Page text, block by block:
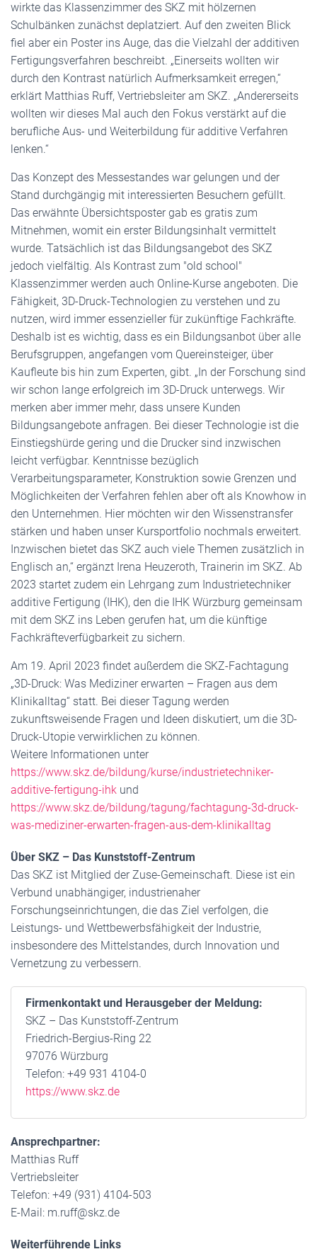
wirkte das Klassenzimmer des SKZ mit hölzernen
Schulbänken zunächst deplatziert. Auf den zweiten Blick
fiel aber ein Poster ins Auge, das die Vielzahl der additiven
Fertigungsverfahren beschreibt. „Einerseits wollten wir
durch den Kontrast natürlich Aufmerksamkeit erregen,“
erklärt Matthias Ruff, Vertriebsleiter am SKZ. „Andererseits
wollten wir dieses Mal auch den Fokus verstärkt auf die
berufliche Aus- und Weiterbildung für additive Verfahren
lenken.“
Das Konzept des Messestandes war gelungen und der
Stand durchgängig mit interessierten Besuchern gefüllt.
Das erwähnte Übersichtsposter gab es gratis zum
Mitnehmen, womit ein erster Bildungsinhalt vermittelt
wurde. Tatsächlich ist das Bildungsangebot des SKZ
jedoch vielfältig. Als Kontrast zum "old school"
Klassenzimmer werden auch Online-Kurse angeboten. Die
Fähigkeit, 3D-Druck-Technologien zu verstehen und zu
nutzen, wird immer essenzieller für zukünftige Fachkräfte.
Deshalb ist es wichtig, dass es ein Bildungsanbot über alle
Berufsgruppen, angefangen vom Quereinsteiger, über
Kaufleute bis hin zum Experten, gibt. „In der Forschung sind
wir schon lange erfolgreich im 3D-Druck unterwegs. Wir
merken aber immer mehr, dass unsere Kunden
Bildungsangebote anfragen. Bei dieser Technologie ist die
Einstiegshürde gering und die Drucker sind inzwischen
leicht verfügbar. Kenntnisse bezüglich
Verarbeitungsparameter, Konstruktion sowie Grenzen und
Möglichkeiten der Verfahren fehlen aber oft als Knowhow in
den Unternehmen. Hier möchten wir den Wissenstransfer
stärken und haben unser Kursportfolio nochmals erweitert.
Inzwischen bietet das SKZ auch viele Themen zusätzlich in
Englisch an,“ ergänzt Irena Heuzeroth, Trainerin im SKZ. Ab
2023 startet zudem ein Lehrgang zum Industrietechniker
additive Fertigung (IHK), den die IHK Würzburg gemeinsam
mit dem SKZ ins Leben gerufen hat, um die künftige
Fachkräfteverfügbarkeit zu sichern.
Am 19. April 2023 findet außerdem die SKZ-Fachtagung
„3D-Druck: Was Mediziner erwarten – Fragen aus dem
Klinikalltag“ statt. Bei dieser Tagung werden
zukunftsweisende Fragen und Ideen diskutiert, um die 3D-
Druck-Utopie verwirklichen zu können.
Weitere Informationen unter
https://www.skz.de/bildung/kurse/industrietechniker-
additive-fertigung-ihk und
https://www.skz.de/bildung/tagung/fachtagung-3d-druck-
was-mediziner-erwarten-fragen-aus-dem-klinikalltag
Über SKZ – Das Kunststoff-Zentrum
Das SKZ ist Mitglied der Zuse-Gemeinschaft. Diese ist ein
Verbund unabhängiger, industrienaher
Forschungseinrichtungen, die das Ziel verfolgen, die
Leistungs- und Wettbewerbsfähigkeit der Industrie,
insbesondere des Mittelstandes, durch Innovation und
Vernetzung zu verbessern.
Firmenkontakt und Herausgeber der Meldung:
SKZ – Das Kunststoff-Zentrum
Friedrich-Bergius-Ring 22
97076 Würzburg
Telefon: +49 931 4104-0
https://www.skz.de
Ansprechpartner:
Matthias Ruff
Vertriebsleiter
Telefon: +49 (931) 4104-503
E-Mail: m.ruff@skz.de
Weiterführende Links